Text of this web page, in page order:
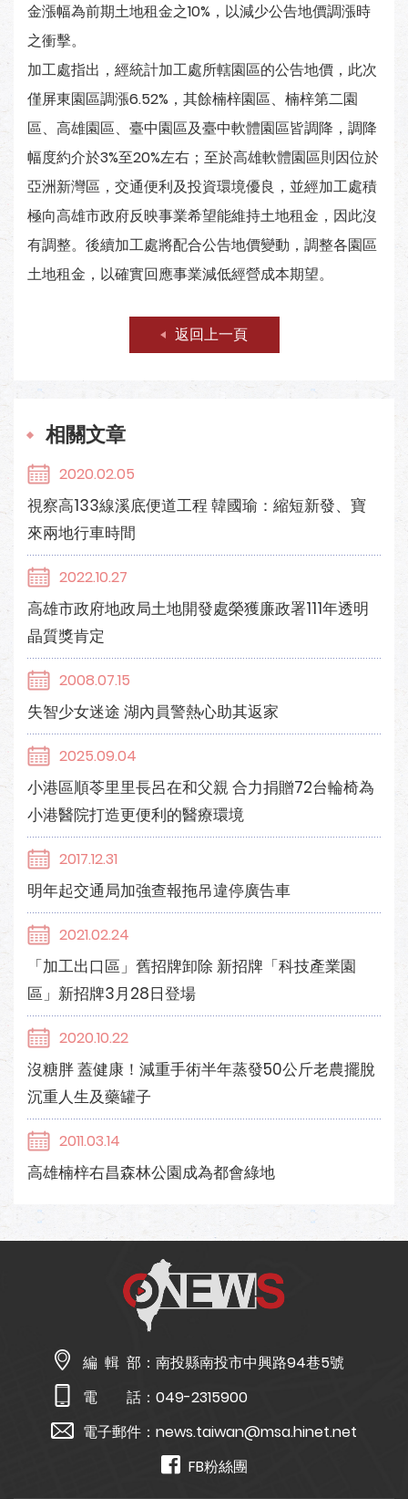
金漲幅為前期土地租金之10%，以減少公告地價調漲時
之衝擊。
加工處指出，經統計加工處所轄園區的公告地價，此次
僅屏東園區調漲6.52%，其餘楠梓園區、楠梓第二園
區、高雄園區、臺中園區及臺中軟體園區皆調降，調降
幅度約介於3%至20%左右；至於高雄軟體園區則因位於
亞洲新灣區，交通便利及投資環境優良，並經加工處積
極向高雄市政府反映事業希望能維持土地租金，因此沒
有調整。後續加工處將配合公告地價變動，調整各園區
土地租金，以確實回應事業減低經營成本期望。
返回上一頁
相關文章
2020.02.05
視察高133線溪底便道工程 韓國瑜：縮短新發、寶
來兩地行車時間
2022.10.27
高雄市政府地政局土地開發處榮獲廉政署111年透明
晶質獎肯定
2008.07.15
失智少女迷途 湖內員警熱心助其返家
2025.09.04
小港區順苓里里長呂在和父親 合力捐贈72台輪椅為
小港醫院打造更便利的醫療環境
2017.12.31
明年起交通局加強查報拖吊違停廣告車
2021.02.24
「加工出口區」舊招牌卸除 新招牌「科技產業園
區」新招牌3月28日登場
2020.10.22
沒糖胖 蓋健康！減重手術半年蒸發50公斤老農擺脫
沉重人生及藥罐子
2011.03.14
高雄楠梓右昌森林公園成為都會綠地
編 輯 部： 南投縣南投市中興路94巷5號
電 話： 049-2315900
電子郵件： news.taiwan@msa.hinet.net
FB粉絲團